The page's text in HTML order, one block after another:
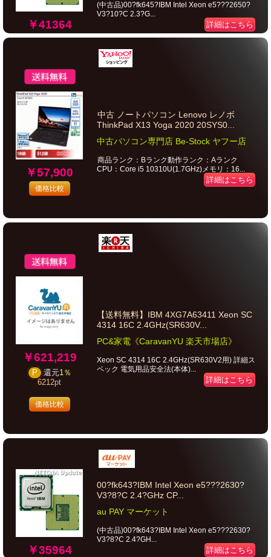
￥41364
(中古品)00?fk645?IBM Intel Xeon e5???2650?
V3?10?C 2.3?G...
詳細はこちら
￥57,900
価格比較
中古 ノートパソコン Lenovo レノボ
ThinkPad X13 Yoga 2020 20SYS0...
中古パソコン専門店 Be-Stock ヤフー店
商品ランク：Bランク動作ランク：Aランク
CPU：Core i5 10310U(1.7GHz)メモリ：16...
詳細はこちら
￥621,219
P 還元1％
6212pt
価格比較
【送料無料】IBM 4XG7A63411 Xeon SC
4314 16C 2.4GHz(SR630V...
PC&家電《CaravanYU 楽天市場店》
Xeon SC 4314 16C 2.4GHz(SR630V2用) 詳細ス
ペック 電気用品安全法(本体)...
詳細はこちら
￥35964
00?fk643?IBM Intel Xeon e5???2630?
V3?8?C 2.4?GHz CP...
au PAY マーケット
(中古品)00?fk643?IBM Intel Xeon e5???2630?
V3?8?C 2.4?GH...
詳細はこちら